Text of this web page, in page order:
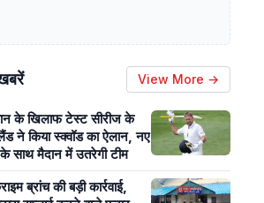
View More →
के खिलाफ टेस्ट सीरीज के
ने किया स्क्वॉड का ऐलान, नए
साथ मैदान में उतरेगी टीम
ब्रांच की बड़ी कार्रवाई,